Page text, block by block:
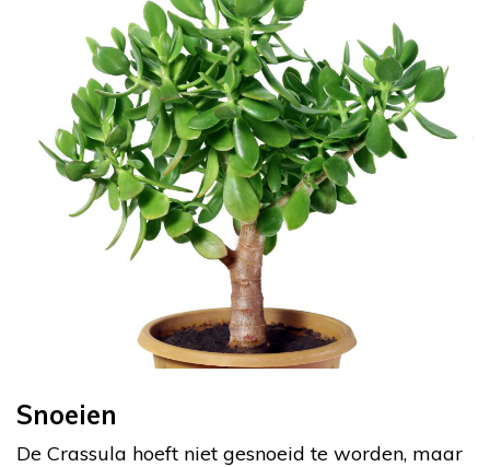
Snoeien
De Crassula hoeft niet gesnoeid te worden, maar